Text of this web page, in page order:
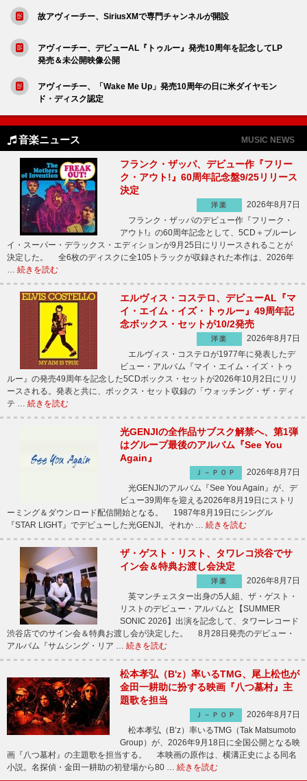
故アヴィーチー、SiriusXMで専門チャンネルが開設
アヴィーチー、デビューAL『トゥルー』発売10周年を記念してLP
発売＆未公開映像公開
アヴィーチー、「Wake Me Up」発売10周年の日に米ダイヤモン
ド・ディスク認定
音楽ニュース MUSIC NEWS
フランク・ザッパ、デビュー作『フリー
ク・アウト!』60周年記念盤9/25リリース
決定
洋楽
2026年8月7日
フランク・ザッパのデビュー作『フリーク・
アウト!』の60周年記念として、5CD＋ブルーレ
イ・スーパー・デラックス・エディションが9月25日にリリースされることが
決定した。 全6枚のディスクに全105トラックが収録された本作は、2026年
… 続きを読む
エルヴィス・コステロ、デビューAL『マ
イ・エイム・イズ・トゥルー』49周年記
念ボックス・セットが10/2発売
洋楽
2026年8月7日
エルヴィス・コステロが1977年に発表したデ
ビュー・アルバム『マイ・エイム・イズ・トゥ
ルー』の発売49周年を記念した5CDボックス・セットが2026年10月2日にリリ
ースされる。発表と共に、ボックス・セット収録の「ウォッチング・ザ・ディ
テ … 続きを読む
光GENJIの全作品サブスク解禁へ、第1弾
はグループ最後のアルバム『See You
Again』
Ｊ－ＰＯＰ
2026年8月7日
光GENJIのアルバム『See You Again』が、デ
ビュー39周年を迎える2026年8月19日にストリ
ーミング＆ダウンロード配信開始となる。 1987年8月19日にシングル
『STAR LIGHT』でデビューした光GENJI。それか … 続きを読む
ザ・ゲスト・リスト、タワレコ渋谷でサ
イン会＆特典お渡し会決定
洋楽
2026年8月7日
英マンチェスター出身の5人組、ザ・ゲスト・
リストのデビュー・アルバムと【SUMMER
SONIC 2026】出演を記念して、タワーレコード
渋谷店でのサイン会＆特典お渡し会が決定した。 8月28日発売のデビュー・
アルバム『サムシング・リア … 続きを読む
松本孝弘（B'z）率いるTMG、尾上松也が
金田一耕助に扮する映画『八つ墓村』主
題歌を担当
Ｊ－ＰＯＰ
2026年8月7日
松本孝弘（B’z）率いるTMG（Tak Matsumoto
Group）が、2026年9月18日に全国公開となる映
画『八つ墓村』の主題歌を担当する。 本映画の原作は、横溝正史による同名
小説。名探偵・金田一耕助の初登場から80 … 続きを読む